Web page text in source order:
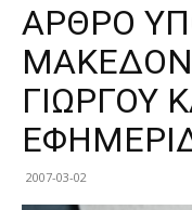
ΑΡΘΡΟ
ΓΙΩΡΓΟΥ
2007-03-02